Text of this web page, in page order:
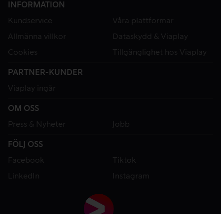
INFORMATION
Kundservice
Våra plattformar
Allmänna villkor
Dataskydd & Viaplay
Cookies
Tillgänglighet hos Viaplay
PARTNER-KUNDER
Viaplay ingår
OM OSS
Press & Nyheter
Jobb
FÖLJ OSS
Facebook
Tiktok
LinkedIn
Instagram